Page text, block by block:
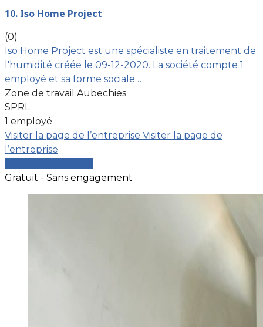
10. Iso Home Project
(0)
Iso Home Project est une spécialiste en traitement de
l'humidité créée le 09-12-2020. La société compte 1
employé et sa forme sociale…
Zone de travail Aubechies
SPRL
1 employé
Visiter la page de l’entreprise Visiter la page de
l’entreprise
Gratuit - Sans engagement